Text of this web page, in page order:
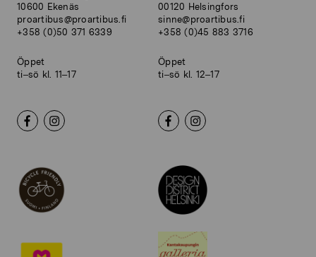
10600 Ekenäs
proartibus@proartibus.fi
+358 (0)50 371 6339
Öppet
ti–sö kl. 11–17
00120 Helsingfors
sinne@proartibus.fi
+358 (0)45 883 3716
Öppet
ti–sö kl. 12–17